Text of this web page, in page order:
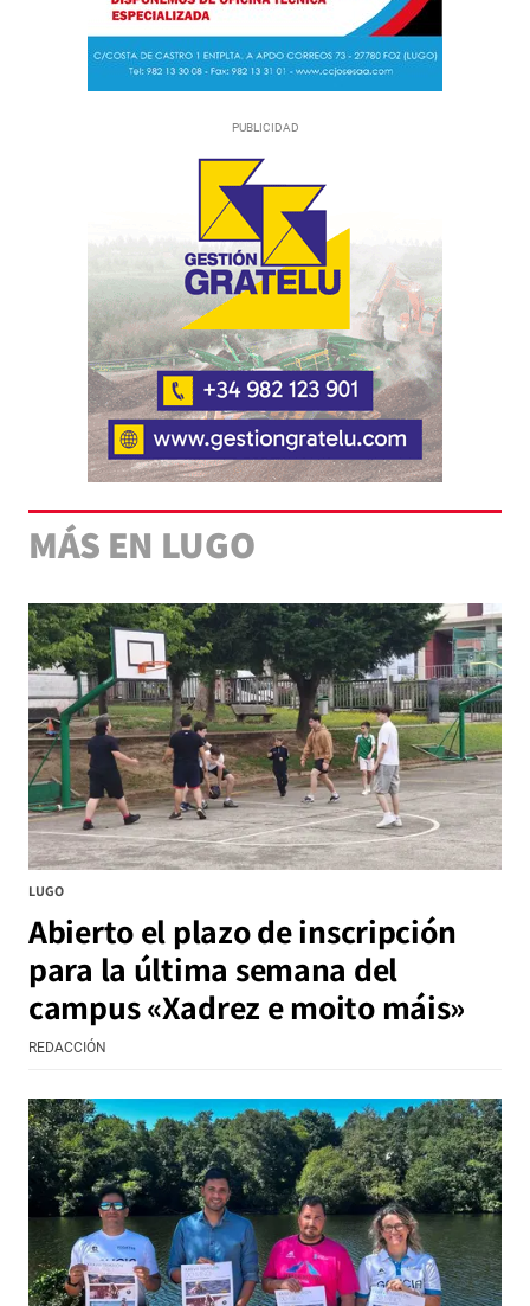
MÁS EN LUGO
LUGO
Abierto el plazo de inscripción
para la última semana del
campus «Xadrez e moito máis»
REDACCIÓN